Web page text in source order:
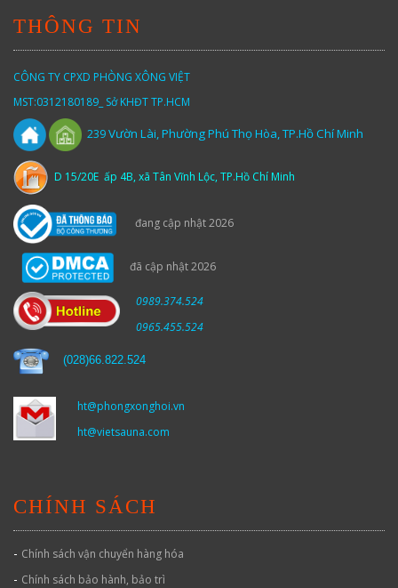
THÔNG TIN
CÔNG TY CPXD PHÒNG XÔNG VIỆT
MST:0312180189_ Sở KHĐT TP.HCM
239Vườn Lài,Phường Phú Thọ Hòa, TP.Hồ Chí Minh
D 15/20E ấp 4B, xã Tân Vĩnh Lộc, TP.Hồ Chí Minh
đang cập nhật 2026
đã cập nhật 2026
0989.374.524
0965.455.524
(028)66.822.524
ht@phongxonghoi.vn
ht@vietsauna.com
CHÍNH SÁCH
- Chính sách vận chuyển hàng hóa
- Chính sách bảo hành, bảo trì